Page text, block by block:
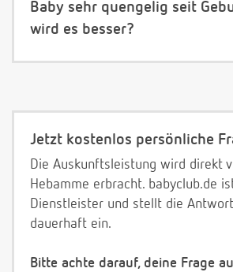
Baby sehr quengelig seit
wird es besser?
Jetzt kostenlos persönliche
Die Auskunftsleistung wird direkt
Hebamme erbracht. babyclub.de
Dienstleister und stellt die
dauerhaft ein.
Bitte achte darauf, deine Frage